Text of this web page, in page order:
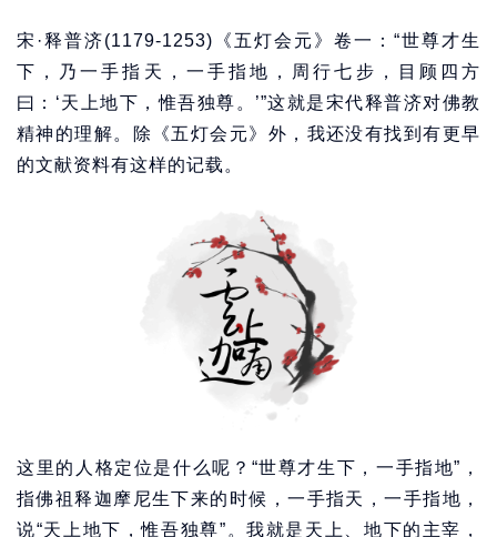
宋·释普济(1179-1253)《五灯会元》卷一：“世尊才生
下，乃一手指天，一手指地，周行七步，目顾四方
曰：‘天上地下，惟吾独尊。’”这就是宋代释普济对佛教
精神的理解。除《五灯会元》外，我还没有找到有更早
的文献资料有这样的记载。
这里的人格定位是什么呢？“世尊才生下，一手指地”，
指佛祖释迦摩尼生下来的时候，一手指天，一手指地，
说“天上地下，惟吾独尊”。我就是天上、地下的主宰，